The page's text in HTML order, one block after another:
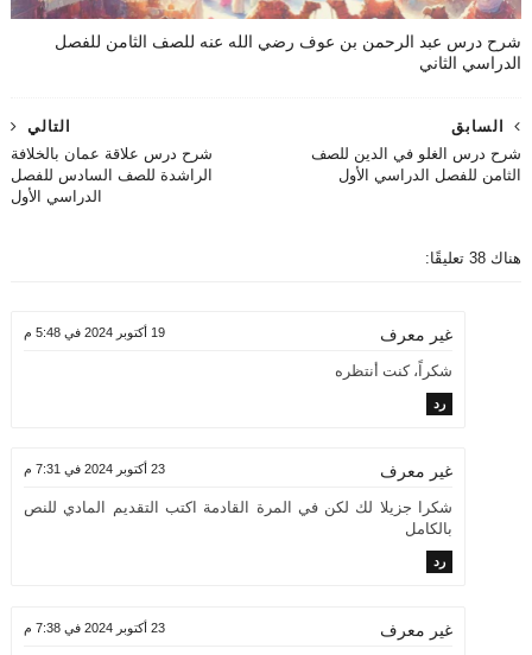
شرح درس عبد الرحمن بن عوف رضي الله عنه للصف الثامن للفصل
الدراسي الثاني
التالي
شرح درس علاقة عمان بالخلافة
الراشدة للصف السادس للفصل
الدراسي الأول
السابق
شرح درس الغلو في الدين للصف
الثامن للفصل الدراسي الأول
هناك 38 تعليقًا:
غير معرف 19 أكتوبر 2024 في 5:48 م
شكراً، كنت أنتظره
رد
غير معرف 23 أكتوبر 2024 في 7:31 م
شكرا جزيلا لك لكن في المرة القادمة اكتب التقديم المادي للنص
بالكامل
رد
غير معرف 23 أكتوبر 2024 في 7:38 م